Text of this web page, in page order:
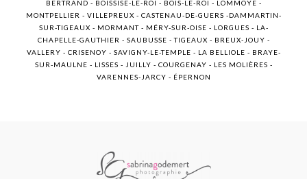
BERTRAND - BOISSISE-LE-ROI - BOIS-LE-ROI - LOMMOYE -
MONTPELLIER - VILLEPREUX - CASTENAU-DE-GUERS -DAMMARTIN-
SUR-TIGEAUX - MORMANT - MÉRY-SUR-OISE - LORGUES - LA-
CHAPELLE-GAUTHIER - SAUBUSSE - TIGEAUX - BREUX-JOUY -
VALLERY - CRISENOY - SAVIGNY-LE-TEMPLE - LA BELLIOLE - BRAYE-
SUR-MAULNE - LISSES - JUILLY - COURGENAY - LES MOLIÈRES -
VARENNES-JARCY - ÉPERNON